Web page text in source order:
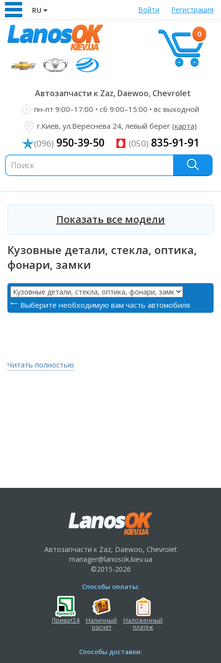
RU Войти Регистрация
0
Автозапчасти к Zaz, Daewoo, Chevrolet
пн-пт 9:00–17:00 • сб 9:00–15:00 • вс выходной
г.Киев, ул.Вереснева 24, левый берег (карта)
(096) 950-39-50 (050) 835-91-91
Показать все модели
Кузовные детали, стекла, оптика,
фонари, замки
Выберите необходимую вам часть автомобиля
Читать полностью
Автозапчасти к Zaz, Daewoo, Chevrolet
manager@lanosok.kiev.ua
©2015-2026
Способы оплаты:
Приват24
Наличный
расчет
Наложенный
платёж
Способы доставки: